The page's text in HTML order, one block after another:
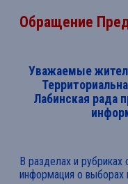
Обращение
Уважаемые
Лабинская рада
В разделах и рубриках
информация о